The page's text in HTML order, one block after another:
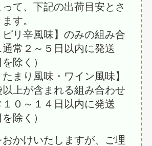
て、下記の出荷目安とさ
す。
ピリ辛風味】のみの組み合
常２～５日以内に発送
除く）
たまり風味・ワイン風味】
上が含まれる組み合わせ
０～１４日以内に発送
除く）
かけいたしますが、ご理